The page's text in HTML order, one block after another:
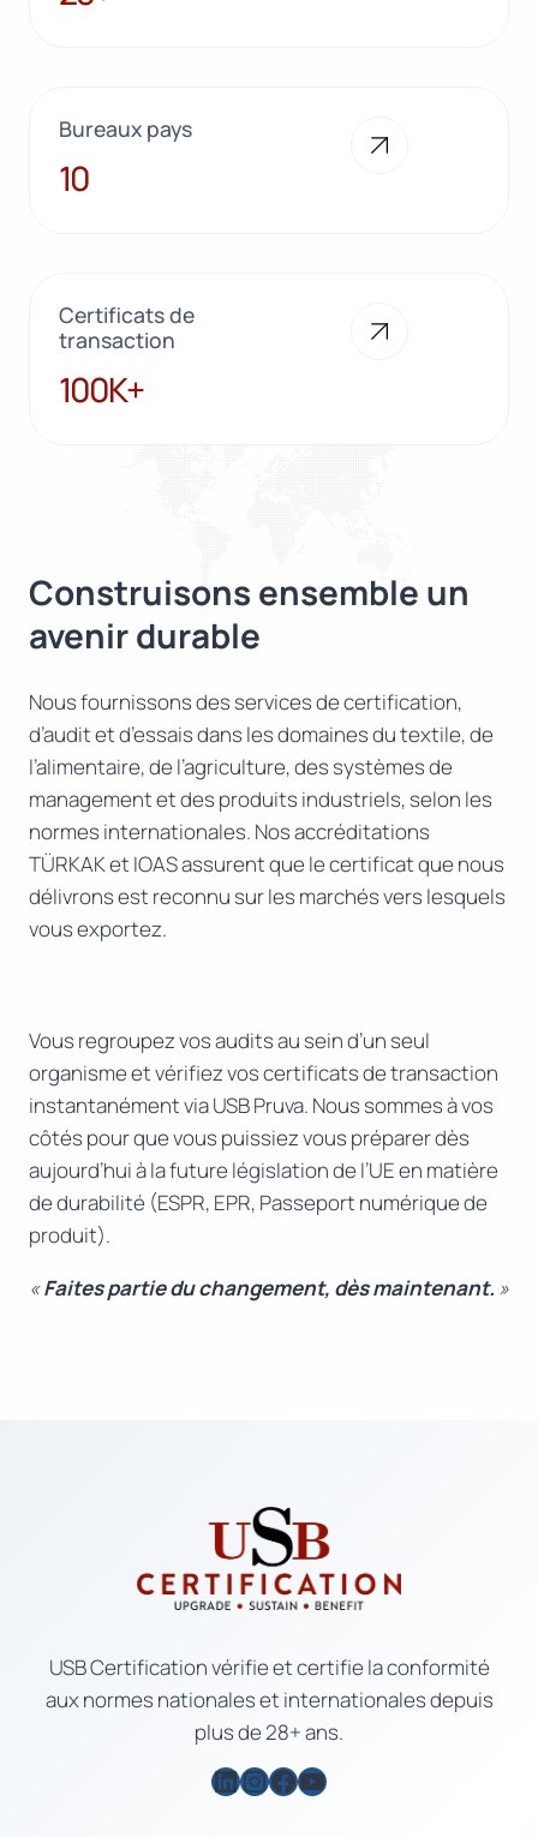
Bureaux pays
10
10
Certificats de
transaction
100K+
100K+
Construisons ensemble un
avenir durable
Nous fournissons des services de certification,
d’audit et d’essais dans les domaines du textile, de
l’alimentaire, de l’agriculture, des systèmes de
management et des produits industriels, selon les
normes internationales. Nos accréditations
TÜRKAK et IOAS assurent que le certificat que nous
délivrons est reconnu sur les marchés vers lesquels
vous exportez.
Vous regroupez vos audits au sein d’un seul
organisme et vérifiez vos certificats de transaction
instantanément via USB Pruva. Nous sommes à vos
côtés pour que vous puissiez vous préparer dès
aujourd’hui à la future législation de l’UE en matière
de durabilité (ESPR, EPR, Passeport numérique de
produit).
«Faites partie du changement, dès maintenant. »
USB Certification vérifie et certifie la conformité
aux normes nationales et internationales depuis
plus de 28+ ans.
LinkedIn
Instagram
Facebook
YouTube